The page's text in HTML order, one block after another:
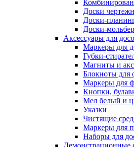
Доски
Доски-
Доски-
Аксессуары для
Маркеры для
Губки-
Магниты и
Блокноты для
Маркеры для
Кнопки,
Мел белый и
Указки
Чистящие
Маркеры для
Наборы для